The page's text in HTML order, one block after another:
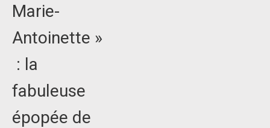
Marie-
Antoinette »
: la
fabuleuse
épopée de